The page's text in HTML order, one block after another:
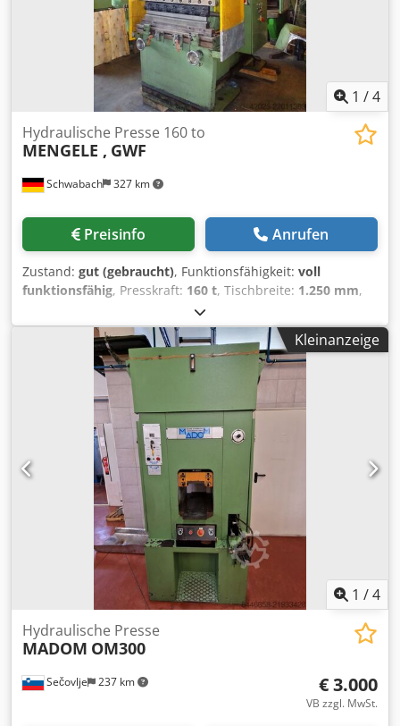
Elektropläne vorhanden.
1 /4
Schwabach 327 km
Hydraulische Presse 160 to
MENGELE , GWF
Preisinfo Anrufen
Zustand: gut (gebraucht), Funktionsfähigkeit: voll
funktionsfähig, Presskraft: 160 t, Tischbreite: 1.250 mm,
, Leistung 160 to--- Arbeitslänge 1250
mm--- Cedjy U Dtdspfx Aidjrf Hub 250 mm Ausladung 500
mm Einbauhöhe max. 480 mm Gewicht ca. 11,2 to Leistung
30 kW Einsatzgebiet : universell einsetzbare Maschine :
Richten / Biegen / Zudrücken / Abkanten usw. --- war
bisher als Abkantpresse eingesetzt mit System-
Werkzeugaufnahme + Werkzeuge .
Kleinanzeige
1 /4
Sečovlje 237 km
Hydraulische Presse
MADOM OM300
€ 3.000
VB zzgl. MwSt.